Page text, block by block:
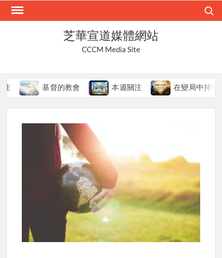
Skip
芝華宣道媒體網站
CCCM Media Site
基督的教會 本週關注 在變局中持守真道